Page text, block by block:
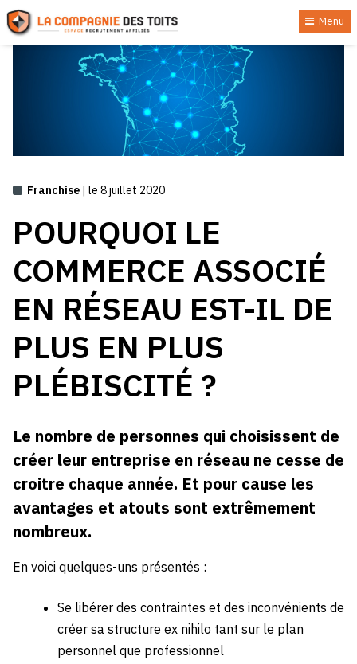
Menu
Franchise | le 8 juillet 2020
POURQUOI LE
COMMERCE ASSOCIÉ
EN RÉSEAU EST-IL DE
PLUS EN PLUS
PLÉBISCITÉ ?
Le nombre de personnes qui choisissent de
créer leur entreprise en réseau ne cesse de
croitre chaque année. Et pour cause les
avantages et atouts sont extrêmement
nombreux.
En voici quelques-uns présentés :
Se libérer des contraintes et des inconvénients de
créer sa structure ex nihilo tant sur le plan
personnel que professionnel